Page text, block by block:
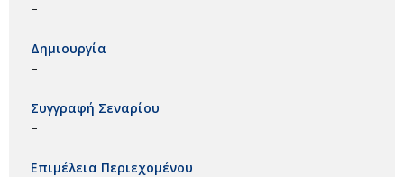
–
Δημιουργία
–
Συγγραφή Σεναρίου
–
Επιμέλεια Περιεχομένου